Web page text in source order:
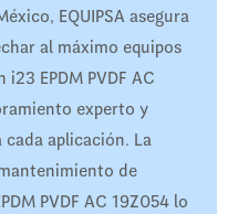
EQUIPSA asegura
al máximo equipos
i23 EPDM PVDF AC
experto y
aplicación. La
de
PVDF AC 19Z054 lo